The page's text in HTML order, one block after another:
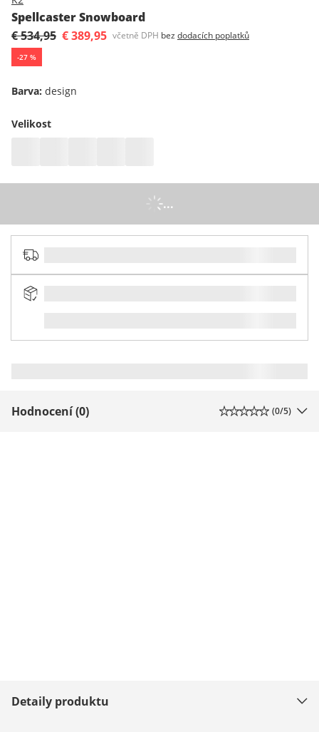
Spellcaster Snowboard
€ 534,95 € 389,95 včetně DPH bez dodacích poplatků
-27 %
Barva: design
Velikost
...
Hodnocení (0) (0/5)
Detaily produktu